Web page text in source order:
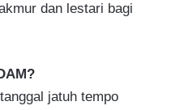
dan lestari bagi
jatuh tempo